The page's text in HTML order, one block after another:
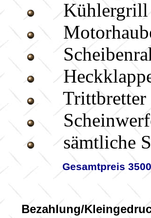
Kühlergrill
Trittbretter
sämtliche
Gesamtpreis
Bezahlung/